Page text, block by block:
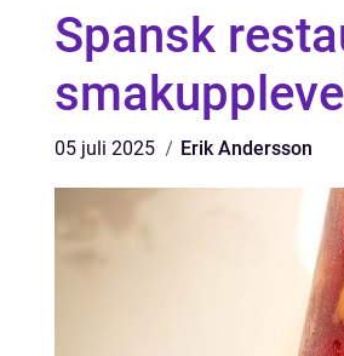
Spansk
05 juli 2025 Erik Andersson